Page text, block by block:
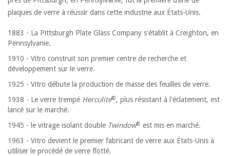
plaques de verre à réussir dans cette industrie aux États-Unis.
1883 - La Pittsburgh Plate Glass Company s'établit à Creighton, en
Pennsylvanie.
1910 - Vitro construit son premier centre de recherche et
développement sur le verre.
1925 - Vitro débute la production de masse des feuilles de verre.
1938 - Le verre trempé Herculite®, plus résistant à l'éclatement, est
lancé sur le marché.
1945 - le vitrage isolant double Twindow® est mis en marché.
1963 - Vitro devient le premier fabricant de verre aux États-Unis à
utiliser le procédé de verre flotté.